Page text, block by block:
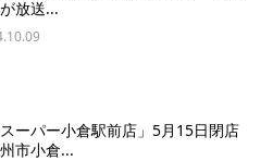
放送...
スーパー小倉駅前店」5月15日閉店
州市小倉...